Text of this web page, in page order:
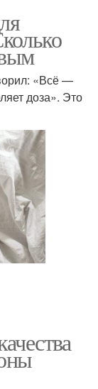
«Всё —
доза». Это